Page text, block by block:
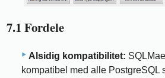
7.1 Fordele
Alsidig kompatibilitet:
kompatibel med alle PostgreSQL